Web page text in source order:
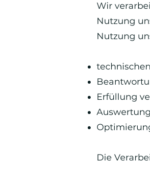
Wir
Nutzung
Nutzung
Erfüllung
Die